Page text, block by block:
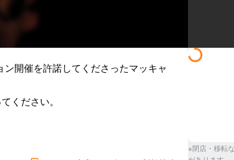
開催を許諾してくださったマッキャ
ください。
※閉店・移転